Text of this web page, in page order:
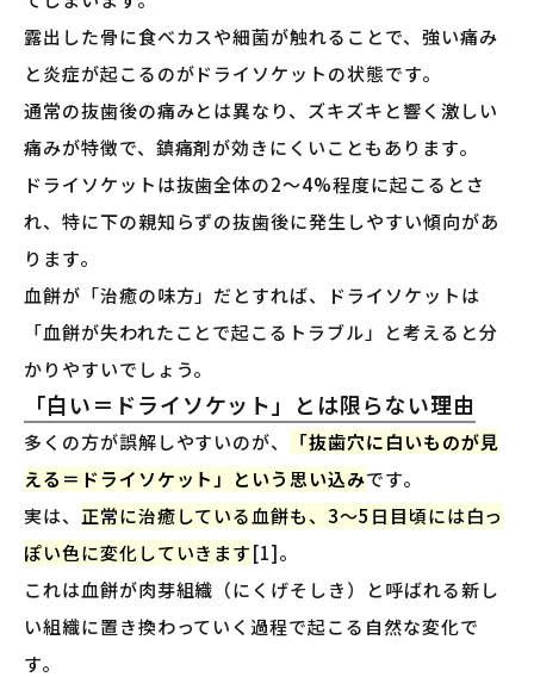
露出した骨に食べカスや細菌が触れることで、強い痛み
と炎症が起こるのがドライソケットの状態です。
通常の抜歯後の痛みとは異なり、ズキズキと響く激しい
痛みが特徴で、鎮痛剤が効きにくいこともあります。
ドライソケットは抜歯全体の2〜4%程度に起こるとさ
れ、特に下の親知らずの抜歯後に発生しやすい傾向があ
ります。
血餅が「治癒の味方」だとすれば、ドライソケットは
「血餅が失われたことで起こるトラブル」と考えると分
かりやすいでしょう。
「白い＝ドライソケット」とは限らない理由
多くの方が誤解しやすいのが、
「抜歯穴に白いものが見
える＝ドライソケット」という思い込みです。
実は、 正常に治癒している血餅も、3〜5日目頃には白っ
ぽい色に変化していきます[1]。
これは血餅が肉芽組織（にくげそしき）と呼ばれる新し
い組織に置き換わっていく過程で起こる自然な変化で
す。